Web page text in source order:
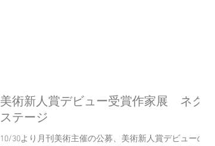
美術新人賞デビュー受賞作家展 ネク
ステージ
10/30より月刊美術主催の公募、美術新人賞デビューの受